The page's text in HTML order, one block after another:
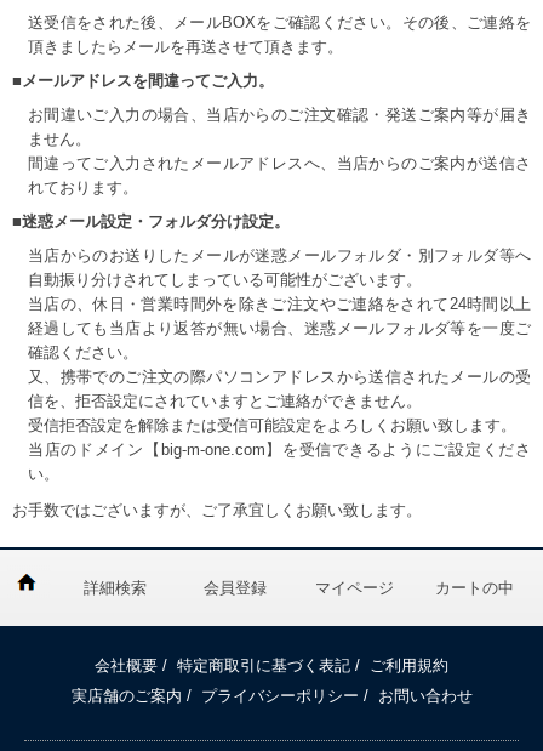
送受信をされた後、メールBOXをご確認ください。その後、ご連絡を
頂きましたらメールを再送させて頂きます。
■メールアドレスを間違ってご入力。
お間違いご入力の場合、当店からのご注文確認・発送ご案内等が届き
ません。
間違ってご入力されたメールアドレスへ、当店からのご案内が送信さ
れております。
■迷惑メール設定・フォルダ分け設定。
当店からのお送りしたメールが迷惑メールフォルダ・別フォルダ等へ
自動振り分けされてしまっている可能性がございます。
当店の、休日・営業時間外を除きご注文やご連絡をされて24時間以上
経過しても当店より返答が無い場合、迷惑メールフォルダ等を一度ご
確認ください。
又、携帯でのご注文の際パソコンアドレスから送信されたメールの受
信を、拒否設定にされていますとご連絡ができません。
受信拒否設定を解除または受信可能設定をよろしくお願い致します。
当店のドメイン【big-m-one.com】を受信できるようにご設定くださ
い。
お手数ではございますが、ご了承宜しくお願い致します。
詳細検索 会員登録 マイページ カートの中
会社概要 / 特定商取引に基づく表記 /
ご利用規約
実店舗のご案内 / プライバシーポリシー / お問い合わせ